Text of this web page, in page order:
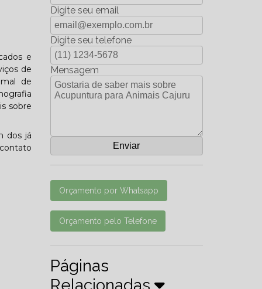
e
de
de
sobre
dos já
Digite seu email
Digite seu telefone
Mensagem
Orçamento por Whatsapp
Orçamento pelo Telefone
Páginas